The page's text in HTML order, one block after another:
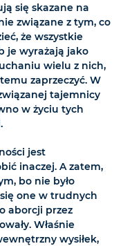
się skazane na
związane z tym, co
że wszystkie
je wyrażają jako
wielu z nich,
zaprzeczyć. W
tajemnicy
w życiu tych
jest
inaczej. A zatem,
bo nie było
one w trudnych
aborcji przez
Właśnie
wysiłek,